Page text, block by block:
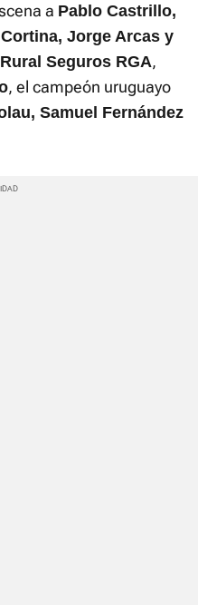
a Pablo Castrillo,
Jorge Arcas y
Seguros RGA,
, el campeón uruguayo
Samuel Fernández